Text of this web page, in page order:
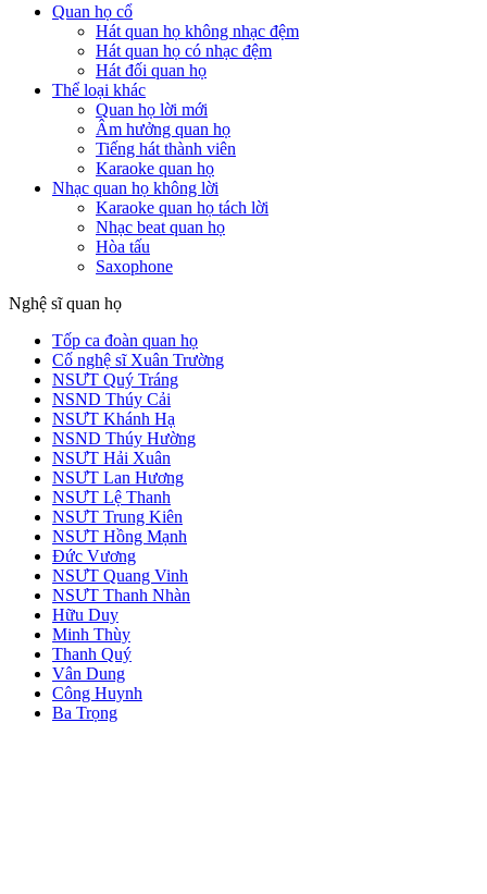
Quan họ cổ
Hát quan họ không nhạc đệm
Hát quan họ có nhạc đệm
Hát đối quan họ
Thể loại khác
Quan họ lời mới
Âm hưởng quan họ
Tiếng hát thành viên
Karaoke quan họ
Nhạc quan họ không lời
Karaoke quan họ tách lời
Nhạc beat quan họ
Hòa tấu
Saxophone
Nghệ sĩ quan họ
Tốp ca đoàn quan họ
Cố nghệ sĩ Xuân Trường
NSƯT Quý Tráng
NSND Thúy Cải
NSƯT Khánh Hạ
NSND Thúy Hường
NSƯT Hải Xuân
NSƯT Lan Hương
NSƯT Lệ Thanh
NSƯT Trung Kiên
NSƯT Hồng Mạnh
Đức Vương
NSƯT Quang Vinh
NSƯT Thanh Nhàn
Hữu Duy
Minh Thùy
Thanh Quý
Vân Dung
Công Huynh
Ba Trọng